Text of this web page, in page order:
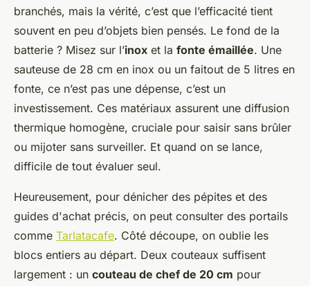
branchés, mais la vérité, c’est que l’efficacité tient
souvent en peu d’objets bien pensés. Le fond de la
batterie ? Misez sur l’inox et la fonte émaillée. Une
sauteuse de 28 cm en inox ou un faitout de 5 litres en
fonte, ce n’est pas une dépense, c’est un
investissement. Ces matériaux assurent une diffusion
thermique homogène, cruciale pour saisir sans brûler
ou mijoter sans surveiller. Et quand on se lance,
difficile de tout évaluer seul.
Heureusement, pour dénicher des pépites et des
guides d'achat précis, on peut consulter des portails
comme Tarlatacafe. Côté découpe, on oublie les
blocs entiers au départ. Deux couteaux suffisent
largement : un couteau de chef de 20 cm pour